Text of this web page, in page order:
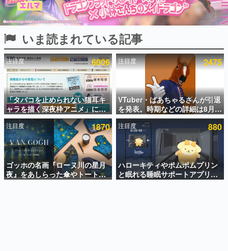
連載・特集一覧
殿堂入り記事
SNS拡散数が数千以上！ ページビュー数万以上！ などな
ど。多くの人々に読まれた、電ファミ渾身の“殿堂入り”記
事をまとめました。
ゲームの企画書
名作ゲームクリエイターの方々に製作時のエピソードをお
聞きし、ヒットする企画（ゲーム）とは何か？を探ってい
きます。
赫本
この物語を解いてはいけない。『赫本』は、〈試験問題〉
の形をした短編ホラー小説集です。
新世代に訊く
これからのデジタルゲーム市場を担う若きクリエイター達
の姿を追い、彼らのルーツと情熱を探っていきます。
いま読まれている記事
注目度 6006
「タバコを止められない猫耳キ
ャラを描く深夜枠アニメ」に視
聴者の一部から批判意見。違法
薬物の使用と思しき描写も含め
て、BPOが議論を交わす
注目度 2475
VTuber・ばあちゃるさんが引退
を発表。時期などの詳細は8月9
日15時からの配信で説明
注目度 1870
ゴッホの名画『ローヌ川の星月
夜』をあしらった傘やトートバ
ッグなどが登場。8月7日21時よ
注目度 880
ハローキティやポムポムプリン
と眠れる睡眠サポートアプリ
『ゆめたび』が配信中。キャラ